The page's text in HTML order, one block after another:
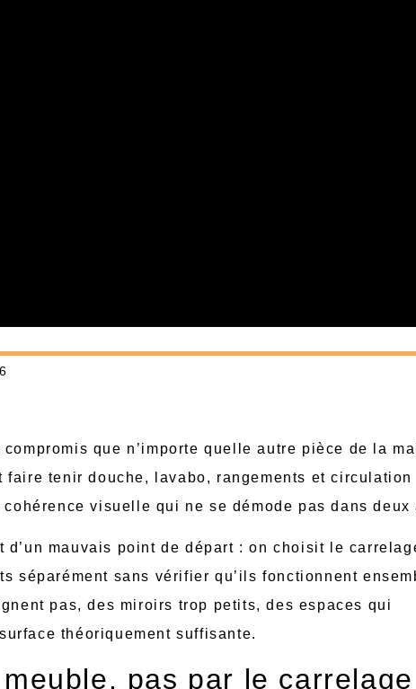
que n’importe quelle autre pièce de la
faire tenir douche, lavabo, rangements et circulation
visuelle qui ne se démode pas dans deux
d’un mauvais point de départ : on choisit le
séparément sans vérifier qu’ils fonctionnent
pas, des miroirs trop petits, des espaces qui
théoriquement suffisante.
pas par le carrelage